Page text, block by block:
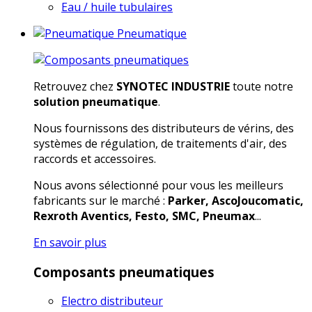
Eau / huile tubulaires
Pneumatique
Retrouvez chez SYNOTEC INDUSTRIEtoute notre
solution pneumatique.
Nous fournissons des distributeurs de vérins, des
systèmes de régulation, de traitements d'air, des
raccords et accessoires.
Nous avons sélectionné pour vous les meilleurs
fabricants sur le marché : Parker, AscoJoucomatic,
Rexroth Aventics, Festo, SMC, Pneumax...
En savoir plus
Composants pneumatiques
Electro distributeur